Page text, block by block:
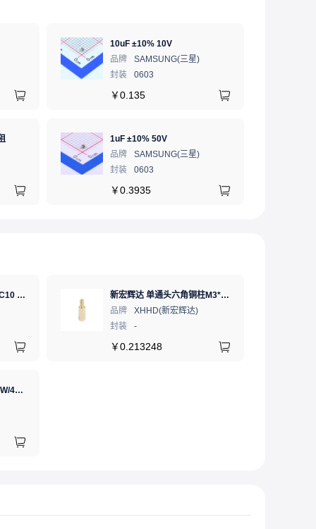
10uF ±10% 10V
品牌
SAMSUNG(三星)
封装
0603
￥0.135
1uF ±10% 50V
品牌
SAMSUNG(三星)
封装
0603
￥0.3935
SD卡 工业级 TLC 64GB C10 U3 V30 A2 SDXC LDPC纠错 PE 3K 无人机、行车记录仪、安防监控适配
新宏辉达 单通头六角铜柱M3*11+6 PCBA主板隔离螺柱
品牌
XHHD(新宏辉达)
封装
-
￥0.213248
GJ(黄花高洁)，电烙铁30W/40W/60W锡焊电烙铁焊接工具电焊笔手机电子维修（内热35W），NO.435(35W)